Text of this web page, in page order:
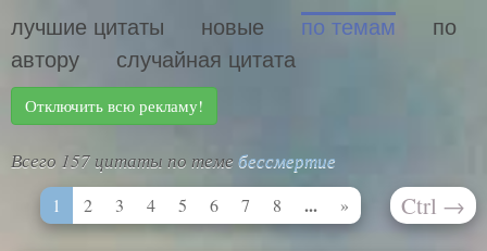
лучшие цитаты новые по темам
по
автору
случайная цитата
Отключить всю рекламу!
Всего 157 цитаты по теме бессмертие
1 2 3 4 5 6 7 8 ... » Ctrl →